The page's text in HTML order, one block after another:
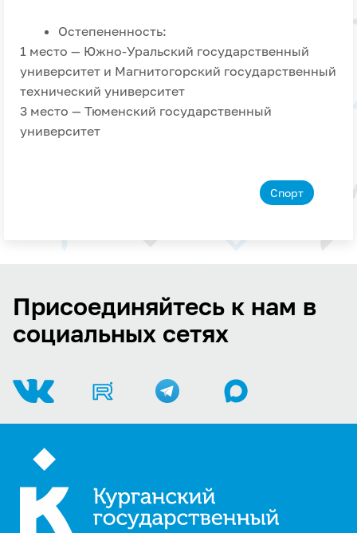
Остепененность:
1 место — Южно-Уральский государственный
университет и Магнитогорский государственный
технический университет
3 место — Тюменский государственный
университет
Спорт
Присоединяйтесь к нам в
социальных сетях